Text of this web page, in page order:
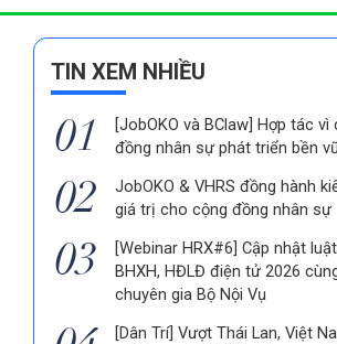
TIN XEM NHIỀU
[JobOKO và BClaw] Hợp tác vì
đồng nhân sự phát triển bền
JobOKO & VHRS đồng hành
giá trị cho cộng đồng nhân sự
[Webinar HRX#6] Cập nhật
BHXH, HĐLĐ điện tử 2026
chuyên gia Bộ Nội Vụ
[Dân Trí] Vượt Thái Lan, Việt